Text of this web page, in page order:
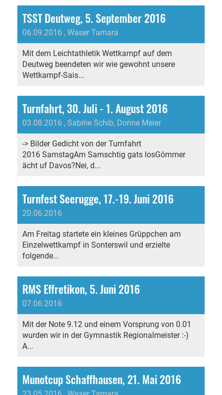
TSST Deutweg, 5. September 2016
06.09.2016 , Waser Tamara
Mit dem Leichtathletik Wettkampf auf dem
Deutweg beendeten wir wie gewohnt unsere
Wettkampf-Sais...
Turnfahrt, 30. Juli - 1. August 2016
03.08.2016 , Sabine Schib, Dorine Meier
-> Bilder Gedicht von der Turnfahrt
2016 SamstagAm Samschtig gats losGömmer
ächt uf Davos?Nei, d...
Turnfest Seerugge, 17.-19. Juni 2016
20.06.2016
Am Freitag startete ein kleines Grüppchen am
Einzelwettkampf in Sonterswil und erzielte
folgende...
RMS Effretikon, 5. Juni 2016
07.06.2016
Mit der Note 9.12 und einem Vorsprung von 0.01
wurden wir in der Gymnastik Regionalmeister :-)
A...
Munotcup Schaffhausen, 21. Mai 2016